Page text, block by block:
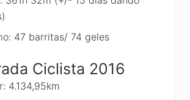
47 barritas/ 74 geles
Ciclista 2016
4.134,95km